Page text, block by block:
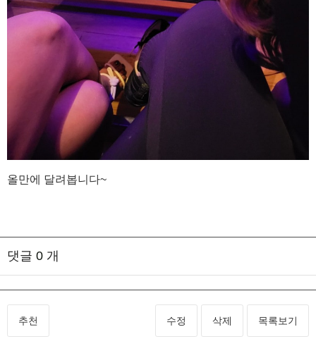
올만에 달려봅니다~
댓글 0 개
추천 수정 삭제 목록보기